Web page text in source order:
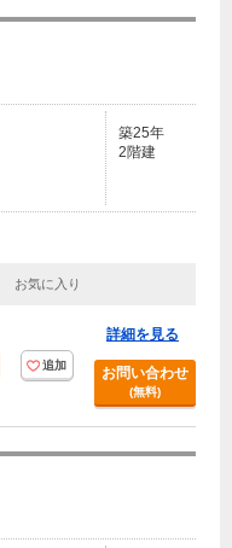
築25年
2階建
お気に入り
追加
詳細を見る
お問い合わせ
(無料)